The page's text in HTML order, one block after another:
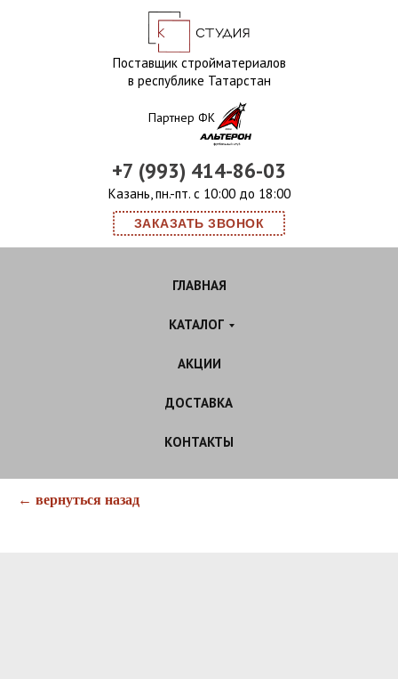
Поставщик стройматериалов
в республике Татарстан
+7 (993) 414-86-03
Казань, пн.-пт. с 10:00 до 18:00
ЗАКАЗАТЬ ЗВОНОК
Партнер ФК
ГЛАВНАЯ
КАТАЛОГ
АКЦИИ
ДОСТАВКА
КОНТАКТЫ
← вернуться назад